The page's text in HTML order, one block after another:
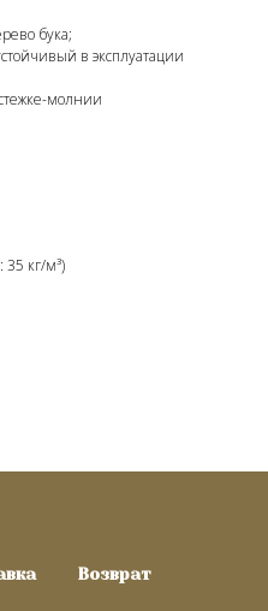
бука;
в эксплуатации
молнии
35 кг/м³)
Возврат